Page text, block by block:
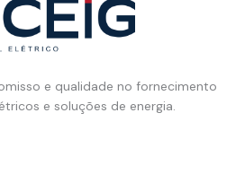
e qualidade no fornecimento
e soluções de energia.